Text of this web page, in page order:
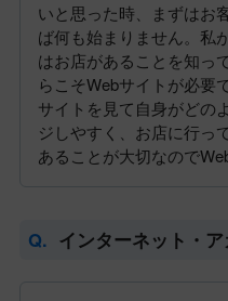
いと思った時、まずはお
ば何も始まりません。私
はお店があることを知っ
らこそWebサイトが必要
サイトを見て自身がどの
ジしやすく、お店に行っ
あることが大切なので
インターネット・